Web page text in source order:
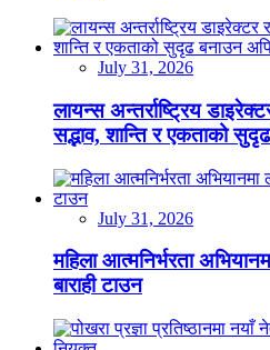
July 31, 2026
लायन्स अन्तर्राष्ट्रिय
सद्भाव, शान्ति र एकताको
July 31, 2026
महिला आत्मनिर्भरता
बाराही टाउन